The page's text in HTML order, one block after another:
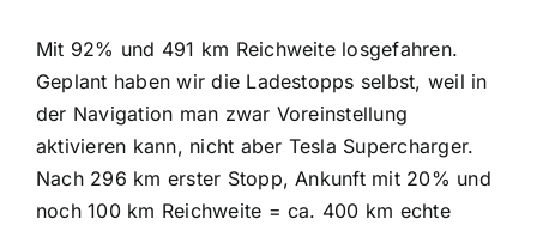
Mit 92% und 491 km Reichweite losgefahren.
Geplant haben wir die Ladestopps selbst, weil in
der Navigation man zwar Voreinstellung
aktivieren kann, nicht aber Tesla Supercharger.
Nach 296 km erster Stopp, Ankunft mit 20% und
noch 100 km Reichweite = ca. 400 km echte